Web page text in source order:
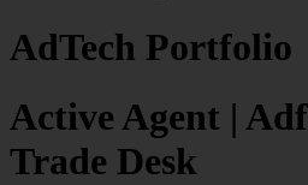
AdTech Portfolio
Active Agent |
Trade Desk